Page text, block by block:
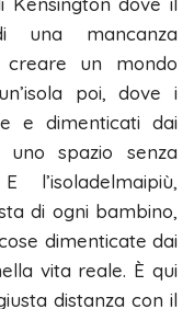
una mancanza
creare un mondo
poi, dove i
e dimenticati dai
spazio senza
di ogni bambino,
dimenticate dai
vita reale. È qui
distanza con il